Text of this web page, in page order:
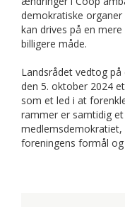
demokratiske
kan drives på en
billigere måde.
Landsrådet vedtog
den 5. oktober 2024
som et led i at
rammer er samtidig
medlemsdemokratiet,
foreningens formål